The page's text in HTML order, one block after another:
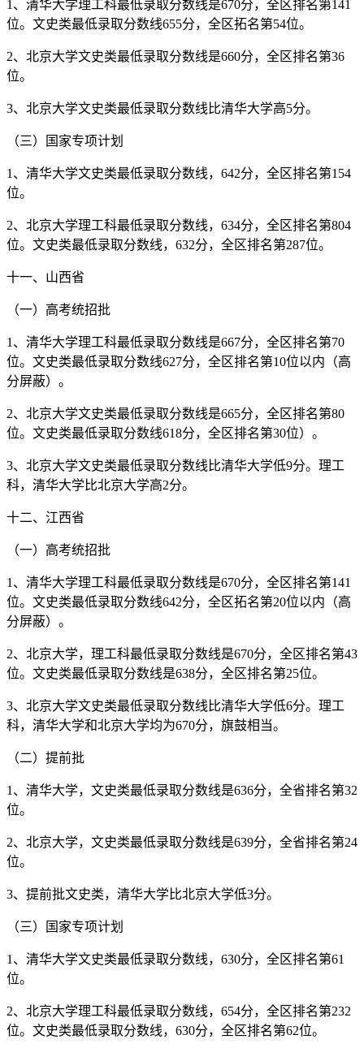
1、清华大学理工科最低录取分数线是670分，全区排名第141
位。文史类最低录取分数线655分，全区拓名第54位。
2、北京大学文史类最低录取分数线是660分，全区排名第36
位。
3、北京大学文史类最低录取分数线比清华大学高5分。
（三）国家专项计划
1、清华大学文史类最低录取分数线，642分，全区排名第154
位。
2、北京大学理工科最低录取分数线，634分，全区排名第804
位。文史类最低录取分数线，632分，全区排名第287位。
十一、山西省
（一）高考统招批
1、清华大学理工科最低录取分数线是667分，全区排名第70
位。文史类最低录取分数线627分，全区排名第10位以内（高
分屏蔽）。
2、北京大学文史类最低录取分数线是665分，全区排名第80
位。文史类最低录取分数线618分，全区排名第30位）。
3、北京大学文史类最低录取分数线比清华大学低9分。理工
科，清华大学比北京大学高2分。
十二、江西省
（一）高考统招批
1、清华大学理工科最低录取分数线是670分，全区排名第141
位。文史类最低录取分数线642分，全区拓名第20位以内（高
分屏蔽）。
2、北京大学，理工科最低录取分数线是670分，全区排名第43
位。文史类最低录取分数线是638分，全区排名第25位。
3、北京大学文史类最低录取分数线比清华大学低6分。理工
科，清华大学和北京大学均为670分，旗鼓相当。
（二）提前批
1、清华大学，文史类最低录取分数线是636分，全省排名第32
位。
2、北京大学，文史类最低录取分数线是639分，全省排名第24
位。
3、提前批文史类，清华大学比北京大学低3分。
（三）国家专项计划
1、清华大学文史类最低录取分数线，630分，全区排名第61
位。
2、北京大学理工科最低录取分数线，654分，全区排名第232
位。文史类最低录取分数线，630分，全区排名第62位。